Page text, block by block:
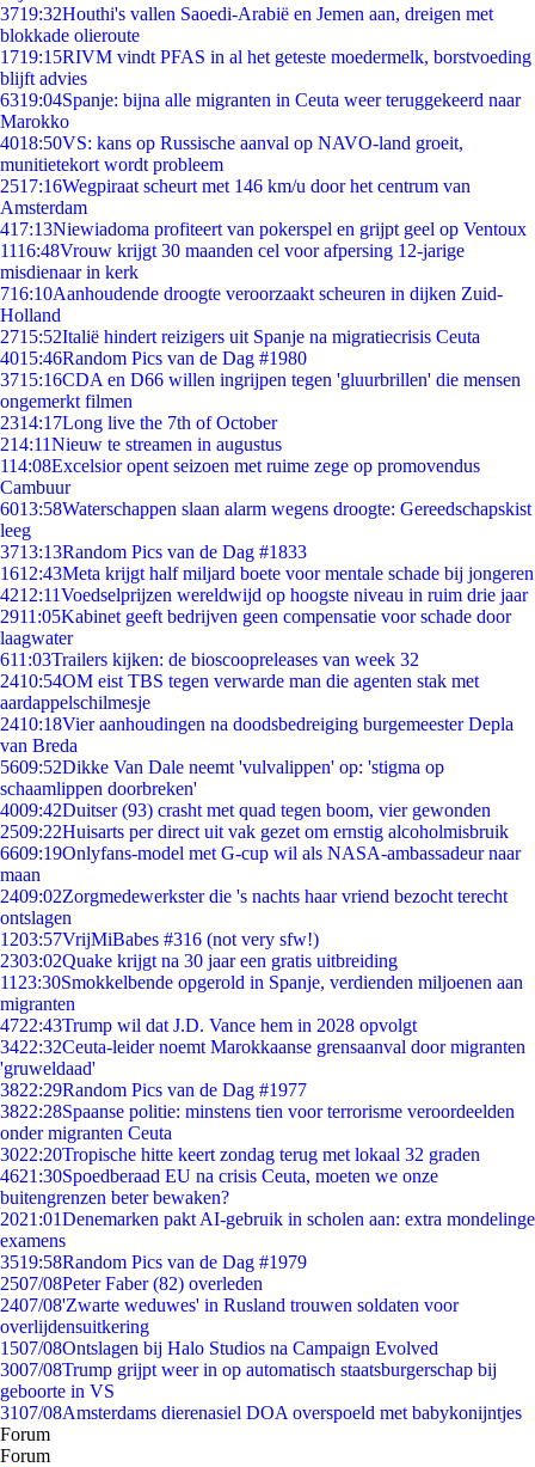
3719:32Houthi's vallen Saoedi-Arabië en Jemen aan, dreigen met
blokkade olieroute
1719:15RIVM vindt PFAS in al het geteste moedermelk, borstvoeding
blijft advies
6319:04Spanje: bijna alle migranten in Ceuta weer teruggekeerd naar
Marokko
4018:50VS: kans op Russische aanval op NAVO-land groeit,
munitietekort wordt probleem
2517:16Wegpiraat scheurt met 146 km/u door het centrum van
Amsterdam
417:13Niewiadoma profiteert van pokerspel en grijpt geel op Ventoux
1116:48Vrouw krijgt 30 maanden cel voor afpersing 12-jarige
misdienaar in kerk
716:10Aanhoudende droogte veroorzaakt scheuren in dijken Zuid-
Holland
2715:52Italië hindert reizigers uit Spanje na migratiecrisis Ceuta
4015:46Random Pics van de Dag #1980
3715:16CDA en D66 willen ingrijpen tegen 'gluurbrillen' die mensen
ongemerkt filmen
2314:17Long live the 7th of October
214:11Nieuw te streamen in augustus
114:08Excelsior opent seizoen met ruime zege op promovendus
Cambuur
6013:58Waterschappen slaan alarm wegens droogte: Gereedschapskist
leeg
3713:13Random Pics van de Dag #1833
1612:43Meta krijgt half miljard boete voor mentale schade bij jongeren
4212:11Voedselprijzen wereldwijd op hoogste niveau in ruim drie jaar
2911:05Kabinet geeft bedrijven geen compensatie voor schade door
laagwater
611:03Trailers kijken: de bioscoopreleases van week 32
2410:54OM eist TBS tegen verwarde man die agenten stak met
aardappelschilmesje
2410:18Vier aanhoudingen na doodsbedreiging burgemeester Depla
van Breda
5609:52Dikke Van Dale neemt 'vulvalippen' op: 'stigma op
schaamlippen doorbreken'
4009:42Duitser (93) crasht met quad tegen boom, vier gewonden
2509:22Huisarts per direct uit vak gezet om ernstig alcoholmisbruik
6609:19Onlyfans-model met G-cup wil als NASA-ambassadeur naar
maan
2409:02Zorgmedewerkster die 's nachts haar vriend bezocht terecht
ontslagen
1203:57VrijMiBabes #316 (not very sfw!)
2303:02Quake krijgt na 30 jaar een gratis uitbreiding
11 23:30Smokkelbende opgerold in Spanje, verdienden miljoenen aan
migranten
4722:43Trump wil dat J.D. Vance hem in 2028 opvolgt
3422:32Ceuta-leider noemt Marokkaanse grensaanval door migranten
'gruweldaad'
3822:29Random Pics van de Dag #1977
3822:28Spaanse politie: minstens tien voor terrorisme veroordeelden
onder migranten Ceuta
3022:20Tropische hitte keert zondag terug met lokaal 32 graden
4621:30Spoedberaad EU na crisis Ceuta, moeten we onze
buitengrenzen beter bewaken?
2021:01Denemarken pakt AI-gebruik in scholen aan: extra mondelinge
examens
3519:58Random Pics van de Dag #1979
2507/08Peter Faber (82) overleden
2407/08'Zwarte weduwes' in Rusland trouwen soldaten voor
overlijdensuitkering
1507/08Ontslagen bij Halo Studios na Campaign Evolved
3007/08Trump grijpt weer in op automatisch staatsburgerschap bij
geboorte in VS
3107/08Amsterdams dierenasiel DOA overspoeld met babykonijntjes
Forum
Forum